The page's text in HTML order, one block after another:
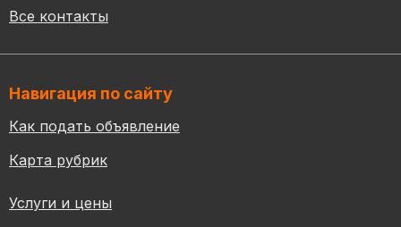
Все контакты
Навигация по сайту
Как подать объявление
Карта рубрик
Услуги и цены